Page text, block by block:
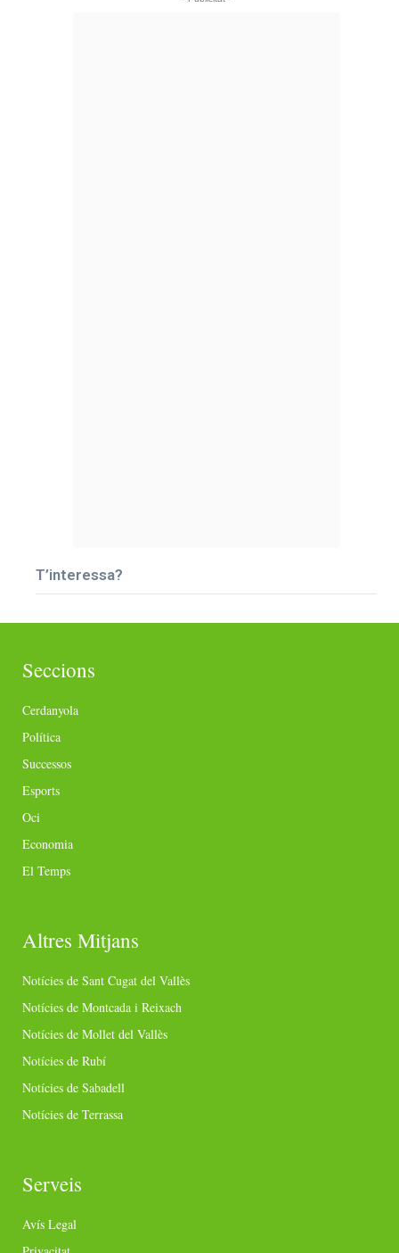
T’interessa?
Seccions
Cerdanyola
Política
Successos
Esports
Oci
Economia
El Temps
Altres Mitjans
Notícies de Sant Cugat del Vallès
Notícies de Montcada i Reixach
Notícies de Mollet del Vallès
Notícies de Rubí
Notícies de Sabadell
Notícies de Terrassa
Serveis
Avís Legal